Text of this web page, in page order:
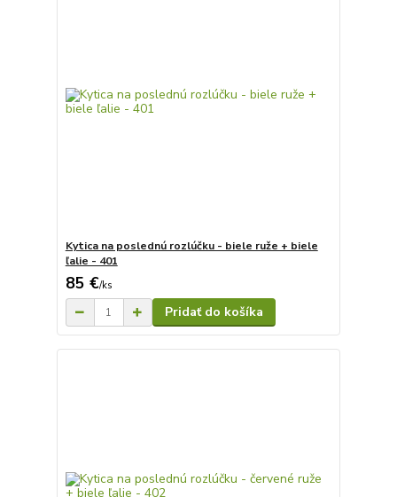
Kytica na poslednú rozlúčku - biele ruže + biele
ľalie - 401
85 €/ks
Pridať do košíka